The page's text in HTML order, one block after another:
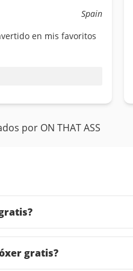
Spain
en mis favoritos
por ON THAT ASS
gratis?